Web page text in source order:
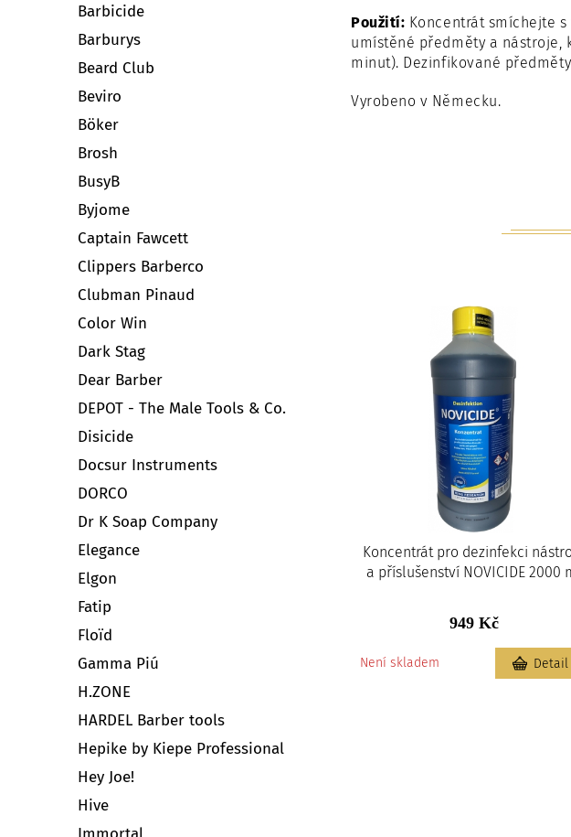
Barbicide
Barburys
Beard Club
Beviro
Böker
Brosh
BusyB
Byjome
Captain Fawcett
Clippers Barberco
Clubman Pinaud
Color Win
Dark Stag
Dear Barber
DEPOT - The Male Tools & Co.
Disicide
Docsur Instruments
DORCO
Dr K Soap Company
Elegance
Elgon
Fatip
Floïd
Gamma Piú
H.ZONE
HARDEL Barber tools
Hepike by Kiepe Professional
Hey Joe!
Hive
Použití: Koncentrát smíchejte
umístěné předměty a nástroje,
minut). Dezinfikované
Vyrobeno v Německu.
Koncentrát pro dezinfekci
a příslušenství NOVICIDE 2000
949 Kč
Není skladem Detail